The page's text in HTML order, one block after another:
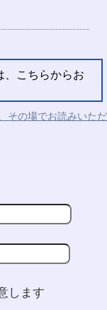
こちらからお
その場でお読みいただ
します